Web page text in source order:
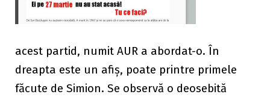
acest partid, numit AUR a abordat-o. În
dreapta este un afiș, poate printre primele
făcute de Simion. Se observă o deosebită